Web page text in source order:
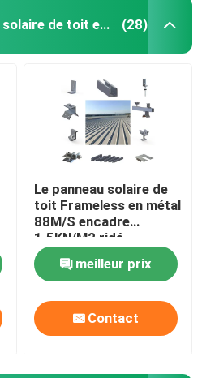
Système de montage solaire de toit en métal (28)
Le panneau solaire de
toit Frameless en métal
88M/S encadre
1.5KN/M2 ridé
meilleur prix
Contact